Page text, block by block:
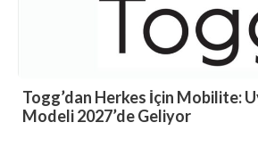
Togg’dan Herkes İçin Mobilite:
Modeli 2027’de Geliyor